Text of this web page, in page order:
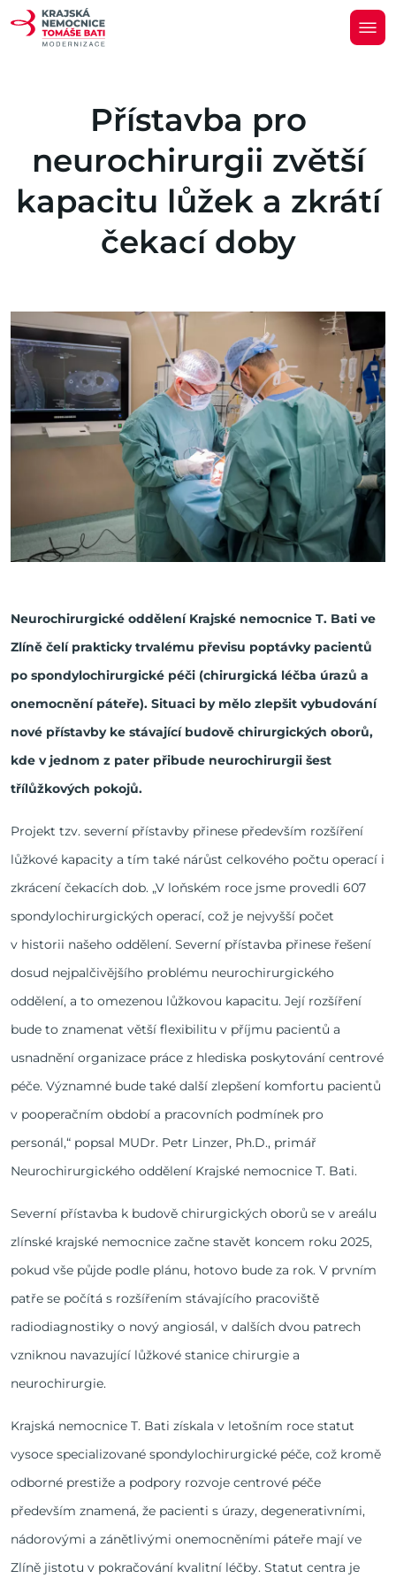
Přístavba pro
neurochirurgii zvětší
kapacitu lůžek a zkrátí
čekací doby
Neurochirurgické oddělení Krajské nemocnice T. Bati ve
Zlíně čelí prakticky trvalému převisu poptávky pacientů
po spondylochirurgické péči (chirurgická léčba úrazů a
onemocnění páteře). Situaci by mělo zlepšit vybudování
nové přístavby ke stávající budově chirurgických oborů,
kde v jednom z pater přibude neurochirurgii šest
třílůžkových pokojů.
Projekt tzv. severní přístavby přinese především rozšíření
lůžkové kapacity a tím také nárůst celkového počtu operací i
zkrácení čekacích dob. „V loňském roce jsme provedli 607
spondylochirurgických operací, což je nejvyšší počet
v historii našeho oddělení. Severní přístavba přinese řešení
dosud nejpalčivějšího problému neurochirurgického
oddělení, a to omezenou lůžkovou kapacitu. Její rozšíření
bude to znamenat větší flexibilitu v příjmu pacientů a
usnadnění organizace práce z hlediska poskytování centrové
péče. Významné bude také další zlepšení komfortu pacientů
v pooperačním období a pracovních podmínek pro
personál,“ popsal MUDr. Petr Linzer, Ph.D., primář
Neurochirurgického oddělení Krajské nemocnice T. Bati.
Severní přístavba k budově chirurgických oborů se v areálu
zlínské krajské nemocnice začne stavět koncem roku 2025,
pokud vše půjde podle plánu, hotovo bude za rok. V prvním
patře se počítá s rozšířením stávajícího pracoviště
radiodiagnostiky o nový angiosál, v dalších dvou patrech
vzniknou navazující lůžkové stanice chirurgie a
neurochirurgie.
Krajská nemocnice T. Bati získala v letošním roce statut
vysoce specializované spondylochirurgické péče, což kromě
odborné prestiže a podpory rozvoje centrové péče
především znamená, že pacienti s úrazy, degenerativními,
nádorovými a zánětlivými onemocněními páteře mají ve
Zlíně jistotu v pokračování kvalitní léčby. Statut centra je